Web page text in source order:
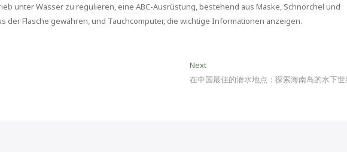
unter Wasser zu regulieren, eine ABC-Ausrüstung, bestehend aus Maske, Schnorchel und
der Flasche gewähren, und Tauchcomputer, die wichtige Informationen anzeigen.
NextNext
post:
在中国最佳的潜水地点：探索海南岛的水下世